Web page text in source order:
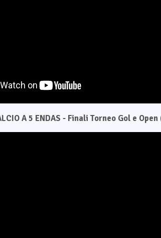
A 5 ENDAS - Finali Torneo Gol e